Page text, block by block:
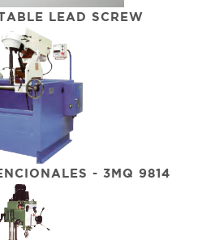
LEAD SCREW
- 3MQ 9814